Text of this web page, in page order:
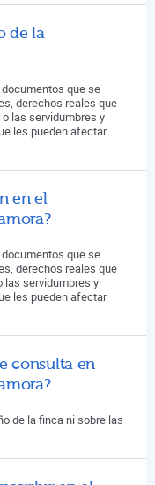
de la
que se
derechos reales que
las servidumbres y
les pueden afectar
en el
que se
derechos reales que
las servidumbres y
les pueden afectar
consulta en
de la finca ni sobre las